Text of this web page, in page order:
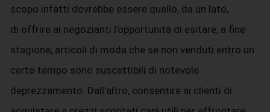
scopo infatti dovrebbe essere quello, da un lato,
di offrire ai negozianti l’opportunità di esitare, a fine
stagione, articoli di moda che se non venduti entro un
certo tempo sono suscettibili di notevole
deprezzamento. Dall’altro, consentire ai clienti di